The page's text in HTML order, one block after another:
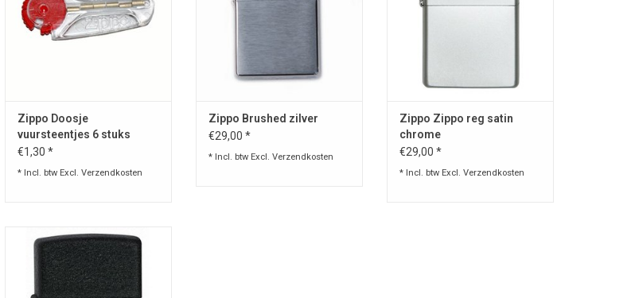
Zippo Doosje
vuursteentjes 6 stuks
425520
€1,30 *
* Incl. btw Excl. Verzendkosten
Zippo Brushed zilver
€29,00 *
* Incl. btw Excl. Verzendkosten
Zippo Zippo reg satin
chrome
€29,00 *
* Incl. btw Excl. Verzendkosten
Originele stormaansteker van
Zippo. Levenslange garantie zie
details.
TOEVOEGEN AAN WINKELWAGEN